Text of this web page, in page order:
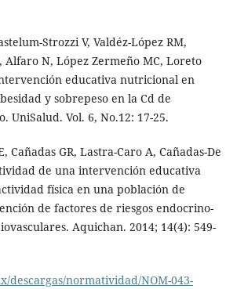
Strozzi V, Valdéz-López RM,
Alfaro N, López Zermeño MC, Loreto
educativa nutricional en
y sobrepeso en la Cd de
UniSalud. Vol. 6, No.12: 17-25.
Cañadas GR, Lastra-Caro A, Cañadas-De
de una intervención educativa
física en una población de
de factores de riesgos endocrino-
Aquichan. 2014; 14(4): 549-
descargas/normatividad/NOM-043-